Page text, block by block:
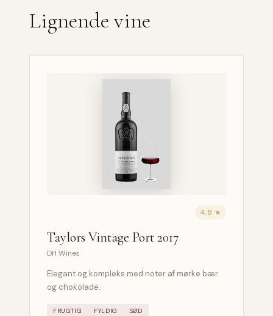
Lignende vine
4.8 ★
Taylors Vintage Port 2017
DH Wines
Elegant og kompleks med noter af mørke bær
og chokolade.
FRUGTIG FYLDIG SØD